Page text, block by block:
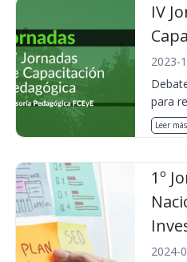
IV
2023-
para
Leer más
1º
2024-